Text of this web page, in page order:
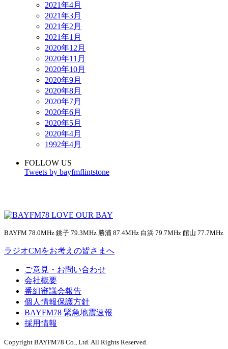
2021年4月
2021年3月
2021年2月
2021年1月
2020年12月
2020年11月
2020年10月
2020年9月
2020年8月
2020年7月
2020年6月
2020年5月
2020年4月
1992年4月
FOLLOW US
Tweets by bayfmflintstone
BAYFM 78.0MHz 銚子 79.3MHz 勝浦 87.4MHz 白浜 79.7MHz 館山 77.7MHz
ラジオCMをお考えの皆さまへ
ご意見・お問い合わせ
会社概要
番組審議会報告
個人情報保護方針
BAYFM78 緊急地震速報
採用情報
Copyright BAYFM78 Co., Ltd. All Rights Reserved.